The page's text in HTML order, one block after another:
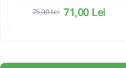
71,00 Lei
75,00 Lei